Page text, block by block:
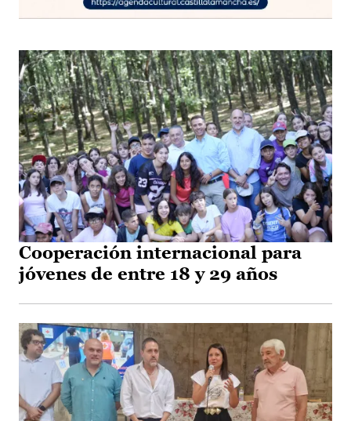
Cooperación internacional para
jóvenes de entre 18 y 29 años